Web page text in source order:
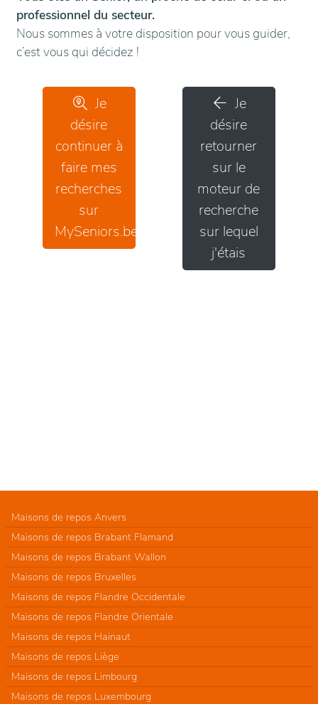
professionnel du secteur.
Nous sommes à votre disposition pour vous guider,
c’est vous qui décidez !
Je
désire
continuer à
faire mes
recherches
sur
MySeniors.be
Je
désire
retourner
sur le
moteur de
recherche
sur lequel
j'étais
Maisons de repos Anvers
Maisons de repos Brabant Flamand
Maisons de repos Brabant Wallon
Maisons de repos Bruxelles
Maisons de repos Flandre Occidentale
Maisons de repos Flandre Orientale
Maisons de repos Hainaut
Maisons de repos Liège
Maisons de repos Limbourg
Maisons de repos Luxembourg